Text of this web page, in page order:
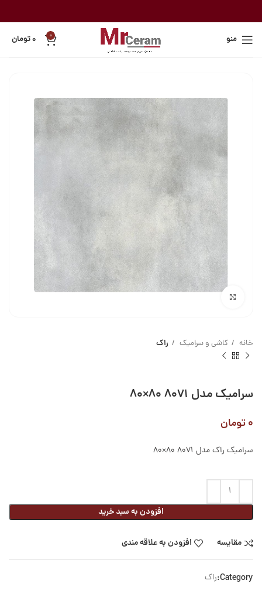
منو 0 ۰تومان
خانه کاشی و سرامیک راک
سرامیک مدل ۸۰۷۱ ۸۰×۸۰
۰تومان
سرامیک راک مدل 8071 80×80
افزودن به سبد خرید
مقایسه افزودن به علاقه مندی
Category: راک